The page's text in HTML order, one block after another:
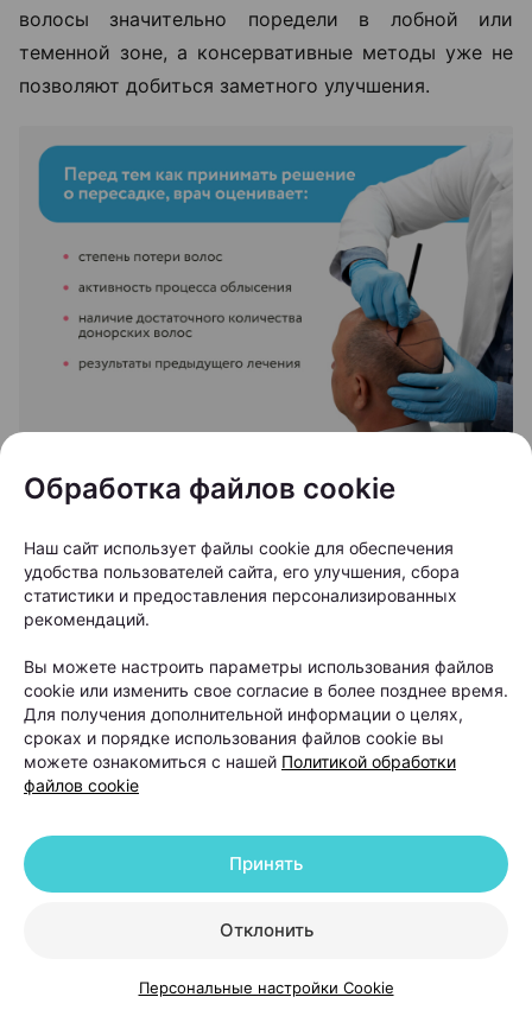
волосы значительно поредели в лобной или
теменной зоне, а консервативные методы уже не
позволяют добиться заметного улучшения.
«Если пациент в течение шести-двенадцати
месяцев использовал наружную терапию и другие
методы лечения, но значимого улучшения не
произошло, тогда можно рассматривать пересадку
Кудаленкина.
При этом важно понимать: пересадка
не устраняет причину
помогает восстановить густоту волос
в определенных зонах, но сам процесс
облысения может продолжаться.
Именно поэтому после операции работа с
Обработка файлов cookie
Наш сайт использует файлы cookie для обеспечения
удобства пользователей сайта, его улучшения, сбора
статистики и предоставления персонализированных
рекомендаций.
Вы можете настроить параметры использования файлов
cookie или изменить свое согласие в более позднее время.
Для получения дополнительной информации о целях,
сроках и порядке использования файлов cookie вы
можете ознакомиться с нашей Политикой обработки
файлов cookie
Отклонить
Принять
Персональные настройки Cookie